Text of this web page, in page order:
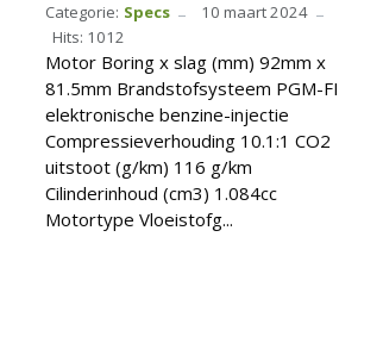
Categorie: Specs
10 maart 2024
Hits: 1012
Motor Boring x slag (mm) 92mm x
81.5mm Brandstofsysteem PGM-FI
elektronische benzine-injectie
Compressieverhouding 10.1:1 CO2
uitstoot (g/km) 116 g/km
Cilinderinhoud (cm3) 1.084cc
Motortype Vloeistofg...